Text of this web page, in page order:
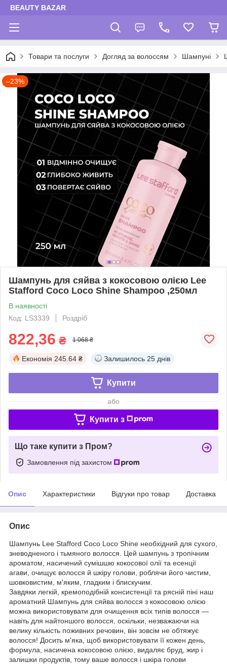
BEAUTY BAZAR
Товари та послуги Догляд за волоссям Шампуні
–23%
Шампунь для сяйва з кокосовою олією Lee
Stafford Coco Loco Shine Shampoo ,250мл
В наявності
Код: LS3339
Роздріб
822,36 ₴ 1 068 ₴
Економія 245.64 ₴ Залишилось 25 днів
Купити
або
Купити з
Що таке купити з Пром?
Замовлення під захистом
Опис Характеристики Відгуки про товар Доставка
Опис
Шампунь Lee Stafford Coco Loco Shine необхідний для сухого,
зневодненого і тьмяного волосся. Цей шампунь з тропічним
ароматом, насичений сумішшю кокосової олії та есенції
агави, очищує волосся й шкіру голови, роблячи його чистим,
шовковистим, м'яким, гладким і блискучим.
Завдяки легкій, кремоподібній консистенції та рясній піні наш
ароматний Шампунь для сяйва волосся з кокосовою олією
можна використовувати для очищення всіх типів волосся —
навіть для найтоншого волосся, оскільки, незважаючи на
велику кількість поживних речовин, він зовсім не обтяжує
волосся! Досить м'яка, щоб використовувати її кожен день,
формула, насичена кокосовою олією, видаляє бруд, жир і
залишки продуктів, тому ваше волосся і шкіра голови